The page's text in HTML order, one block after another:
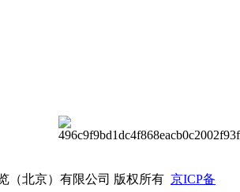
（北京）有限公司 版权所有 京ICP备